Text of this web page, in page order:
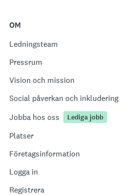
OM
Ledningsteam
Pressrum
Vision och mission
Social påverkan och inkludering
Jobba hos oss
Lediga jobb
Platser
Företagsinformation
Logga in
Registrera